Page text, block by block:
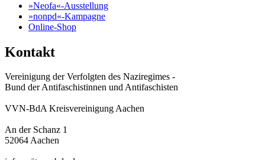
»Neofa«-Ausstellung
»nonpd«-Kampagne
Online-Shop
Kontakt
Vereinigung der Verfolgten des Naziregimes -
Bund der Antifaschistinnen und Antifaschisten
VVN-BdA Kreisvereinigung Aachen
An der Schanz 1
52064 Aachen